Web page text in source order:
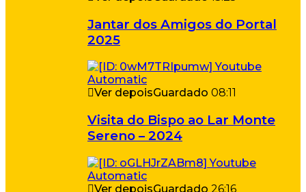
Jantar dos Amigos do Portal
2025
Ver depoisGuardado 08:11
Visita do Bispo ao Lar Monte
Sereno – 2024
Ver depoisGuardado 26:16